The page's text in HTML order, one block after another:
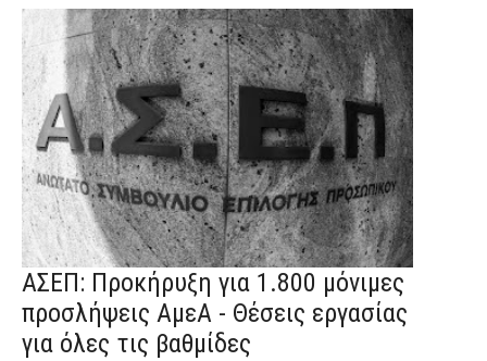
ΑΣΕΠ: Προκήρυξη για 1.800 μόνιμες
προσλήψεις ΑμεΑ - Θέσεις εργασίας
για όλες τις βαθμίδες